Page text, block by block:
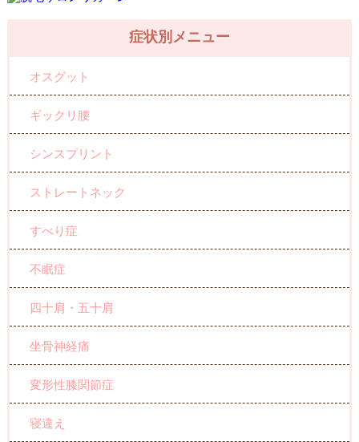
症状別メニュー
オスグット
ギックリ腰
シンスプリント
ストレートネック
すべり症
不眠症
四十肩・五十肩
坐骨神経痛
変形性膝関節症
寝違え